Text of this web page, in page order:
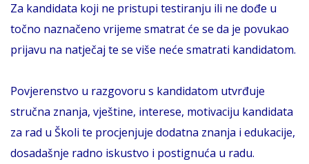
Za kandidata koji ne pristupi testiranju ili ne dođe u
točno naznačeno vrijeme smatrat će se da je povukao
prijavu na natječaj te se više neće smatrati kandidatom.
Povjerenstvo u razgovoru s kandidatom utvrđuje
stručna znanja, vještine, interese, motivaciju kandidata
za rad u Školi te procjenjuje dodatna znanja i edukacije,
dosadašnje radno iskustvo i postignuća u radu.